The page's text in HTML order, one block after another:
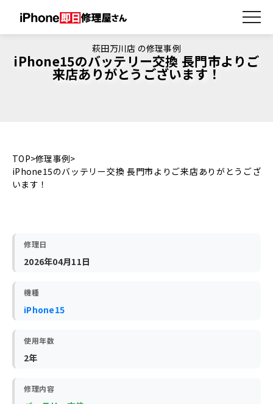
萩田万川店 の修理事例
iPhone15のバッテリー交換 長門市よりご
来店ありがとうございます！
TOP 修理事例
iPhone15のバッテリー交換 長門市よりご来店ありがとうござ
います！
修理日
2026年04月11日
機種
iPhone15
使用年数
2年
修理内容